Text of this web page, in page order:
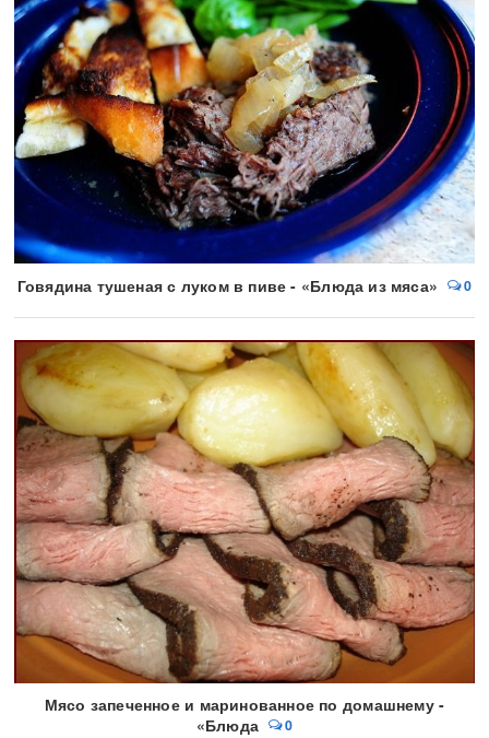
Говядина тушеная с луком в пиве - «Блюда из мяса» 0
Мясо запеченное и маринованное по домашнему -
«Блюда
0